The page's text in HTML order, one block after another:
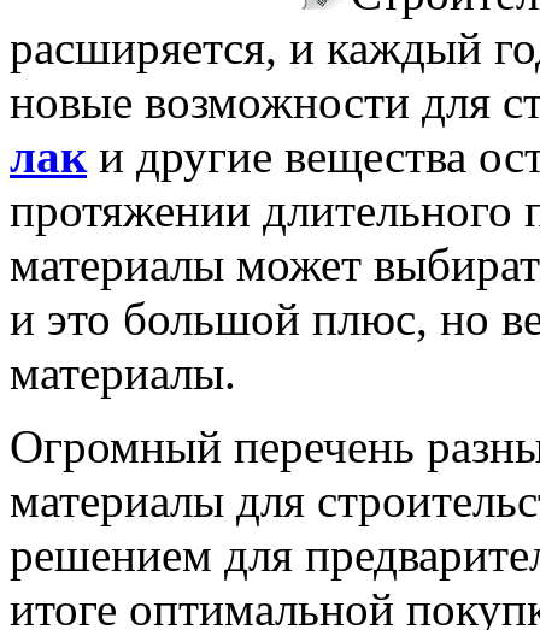
расширяется, и каждый
новые возможности для
лаки другие вещества
протяжении длительного
материалы может
и это большой плюс, но
материалы.
Огромный перечень
материалы для
решением для
итоге оптимальной